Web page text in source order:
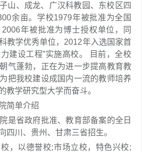
、成龙、广汉科教园、东校区四
余亩。学校1979年被批准为全国
年被批准为博士授权单位，同
教学优秀单位，2012年入选国家首
建设工程”实施高校。 目前，全校
气蓬勃，正在为进一步提高教育教
把我校建设成国内一流的教师培养
教学研究型大学而奋斗。
简单介绍
省政府批准、教育部备案的全日
四川、贵州、甘肃三省招生。
以德誉校;市场立校，特色兴校;